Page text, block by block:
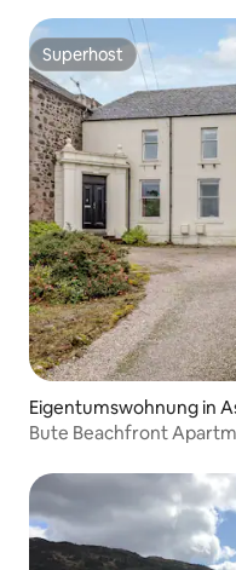
Superhost
Superhost
Eigentumswohnung in
Bute Beachfront